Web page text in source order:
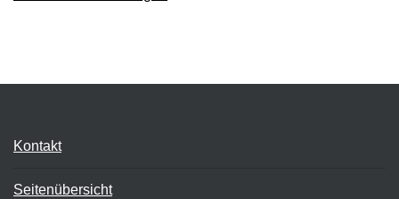
Kontakt
Seitenübersicht